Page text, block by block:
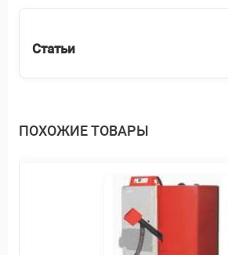
Статьи
ПОХОЖИЕ ТОВАРЫ